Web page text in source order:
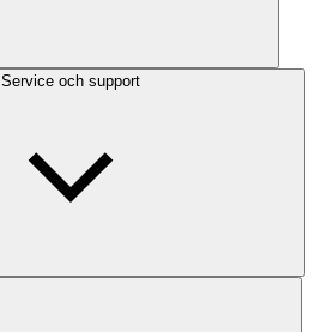
Service och support